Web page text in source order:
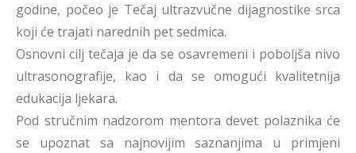
godine, počeo je Tečaj ultrazvučne dijagnostike srca
koji će trajati narednih pet sedmica.
Osnovni cilj tečaja je da se osavremeni i poboljša nivo
ultrasonografije, kao i da se omogući kvalitetnija
edukacija ljekara.
Pod stručnim nadzorom mentora devet polaznika će
se upoznat sa najnovijim saznanjima u primjeni